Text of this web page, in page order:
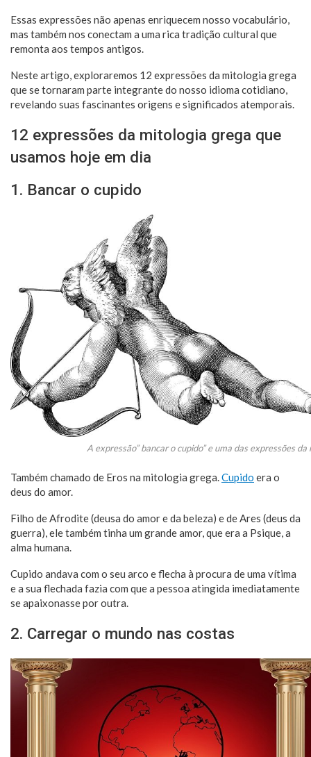
Essas expressões não apenas enriquecem nosso vocabulário,
mas também nos conectam a uma rica tradição cultural que
remonta aos tempos antigos.
Neste artigo, exploraremos 12 expressões da mitologia grega
que se tornaram parte integrante do nosso idioma cotidiano,
revelando suas fascinantes origens e significados atemporais.
12 expressões da mitologia grega que
usamos hoje em dia
1. Bancar o cupido
A expressão” bancar o cupido” e uma das expressões
Também chamado de Eros na mitologia grega. Cupido era o
deus do amor.
Filho de Afrodite (deusa do amor e da beleza) e de Ares (deus da
guerra), ele também tinha um grande amor, que era a Psique, a
alma humana.
Cupido andava com o seu arco e flecha à procura de uma vítima
e a sua flechada fazia com que a pessoa atingida imediatamente
se apaixonasse por outra.
2. Carregar o mundo nas costas